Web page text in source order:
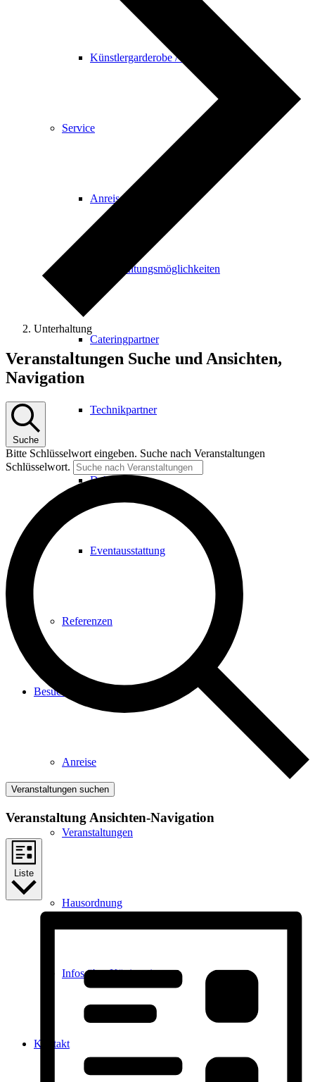
Künstlergarderobe / Tagungsbüro
Service
Anreise
Übernachtungsmöglichkeiten
Cateringpartner
Technikpartner
Dekoration
Eventausstattung
Referenzen
Besucher
Anreise
Veranstaltungen
Hausordnung
Infos über Königstein
Kontakt
Unterhaltung
Veranstaltungen
Veranstaltungen Suche und Ansichten,
Navigation
Suche
Bitte Schlüsselwort eingeben. Suche nach Veranstaltungen
Schlüsselwort.
Veranstaltungen suchen
Veranstaltung Ansichten-Navigation
Liste